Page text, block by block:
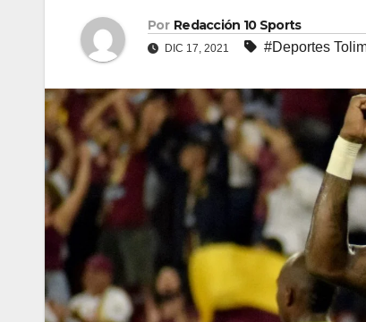
Por Redacción 10 Sports
DIC 17, 2021 #Deportes